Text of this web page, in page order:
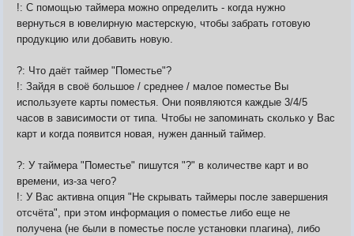
!: С помощью таймера можно определить - когда нужно
вернуться в ювелирную мастерскую, чтобы забрать готовую
продукцию или добавить новую.
?: Что даёт таймер "Поместье"?
!: Зайдя в своё большое / среднее / малое поместье Вы
используете карты поместья. Они появляются каждые 3/4/5
часов в зависимости от типа. Чтобы не запоминать сколько у Вас
карт и когда появится новая, нужен данный таймер.
?: У таймера "Поместье" пишутся "?" в количестве карт и во
времени, из-за чего?
!: У Вас активна опция "Не скрывать таймеры после завершения
отсчёта", при этом информация о поместье либо еще не
получена (не были в поместье после установки плагина), либо